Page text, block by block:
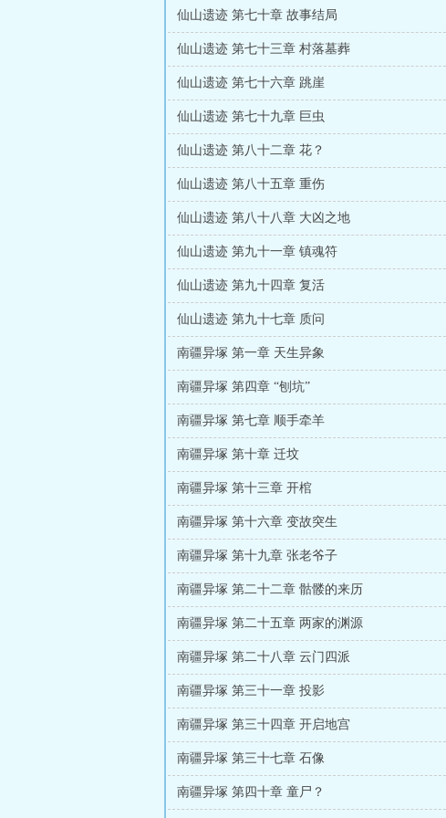
仙山遗迹 第七十章 故事结局
仙山遗迹 第七十三章 村落墓葬
仙山遗迹 第七十六章 跳崖
仙山遗迹 第七十九章 巨虫
仙山遗迹 第八十二章 花？
仙山遗迹 第八十五章 重伤
仙山遗迹 第八十八章 大凶之地
仙山遗迹 第九十一章 镇魂符
仙山遗迹 第九十四章 复活
仙山遗迹 第九十七章 质问
南疆异塚 第一章 天生异象
南疆异塚 第四章 “刨坑”
南疆异塚 第七章 顺手牵羊
南疆异塚 第十章 迁坟
南疆异塚 第十三章 开棺
南疆异塚 第十六章 变故突生
南疆异塚 第十九章 张老爷子
南疆异塚 第二十二章 骷髅的来历
南疆异塚 第二十五章 两家的渊源
南疆异塚 第二十八章 云门四派
南疆异塚 第三十一章 投影
南疆异塚 第三十四章 开启地宫
南疆异塚 第三十七章 石像
南疆异塚 第四十章 童尸？